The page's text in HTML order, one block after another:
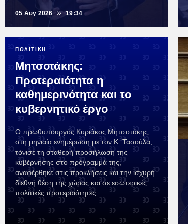
05 Αυγ 2026 19:34
ΠΟΛΙΤΙΚΗ
Μητσοτάκης:
Προτεραιότητα η
καθημερινότητα και το
κυβερνητικό έργο
Ο πρωθυπουργός Κυριάκος Μητσοτάκης,
στη μηνιαία ενημέρωση με τον Κ. Τασούλα,
τόνισε τη σταθερή προσήλωση της
κυβέρνησης στο πρόγραμμά της,
αναφέρθηκε στις προκλήσεις και την ισχυρή
διεθνή θέση της χώρας και σε εσωτερικές
πολιτικές προτεραιότητες.